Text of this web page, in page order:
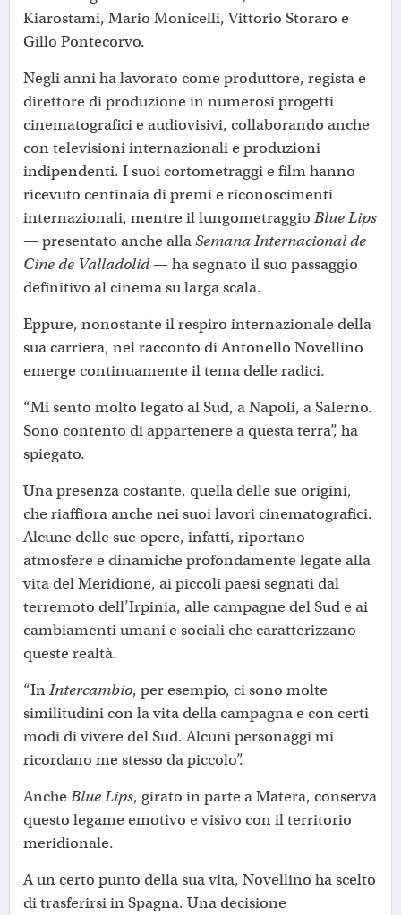
Kiarostami, Mario Monicelli, Vittorio Storaro e
Gillo Pontecorvo.
Negli anni ha lavorato come produttore, regista e
direttore di produzione in numerosi progetti
cinematografici e audiovisivi, collaborando anche
con televisioni internazionali e produzioni
indipendenti. I suoi cortometraggi e film hanno
ricevuto centinaia di premi e riconoscimenti
internazionali, mentre il lungometraggio Blue Lips
— presentato anche allaSemana Internacional de
Cine de Valladolid— ha segnato il suo passaggio
definitivo al cinema su larga scala.
Eppure, nonostante il respiro internazionale della
sua carriera, nel racconto di Antonello Novellino
emerge continuamente il tema delle radici.
“Mi sento molto legato al Sud, a Napoli, a Salerno.
Sono contento di appartenere a questa terra”, ha
spiegato.
Una presenza costante, quella delle sue origini,
che riaffiora anche nei suoi lavori cinematografici.
Alcune delle sue opere, infatti, riportano
atmosfere e dinamiche profondamente legate alla
vita del Meridione, ai piccoli paesi segnati dal
terremoto dell’Irpinia, alle campagne del Sud e ai
cambiamenti umani e sociali che caratterizzano
queste realtà.
“InIntercambio, per esempio, ci sono molte
similitudini con la vita della campagna e con certi
modi di vivere del Sud. Alcuni personaggi mi
ricordano me stesso da piccolo”.
Anche Blue Lips, girato in parte a Matera, conserva
questo legame emotivo e visivo con il territorio
meridionale.
A un certo punto della sua vita, Novellino ha scelto
di trasferirsi in Spagna. Una decisione